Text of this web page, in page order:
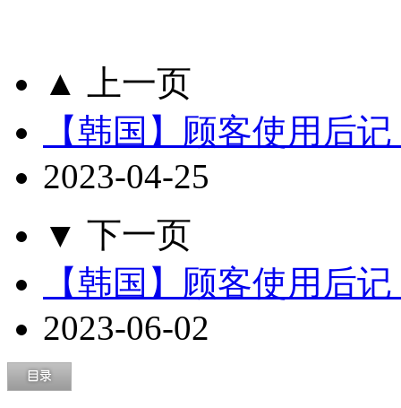
▲ 上一页
【韩国】顾客使用后
2023-04-25
▼ 下一页
【韩国】顾客使用后
2023-06-02